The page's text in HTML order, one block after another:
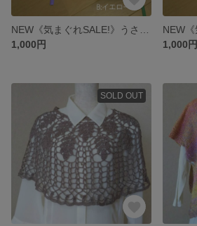
1,000円
1,000円
SOLD OUT